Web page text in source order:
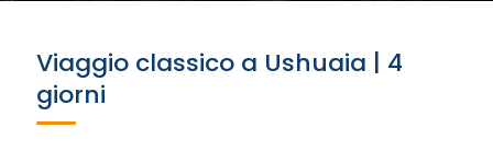
Viaggio classico a Ushuaia | 4
giorni